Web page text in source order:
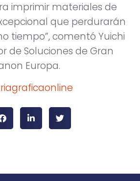
imprimir materiales de
que perdurarán
tiempo”, comentó Yuichi
de Soluciones de Gran
Europa.